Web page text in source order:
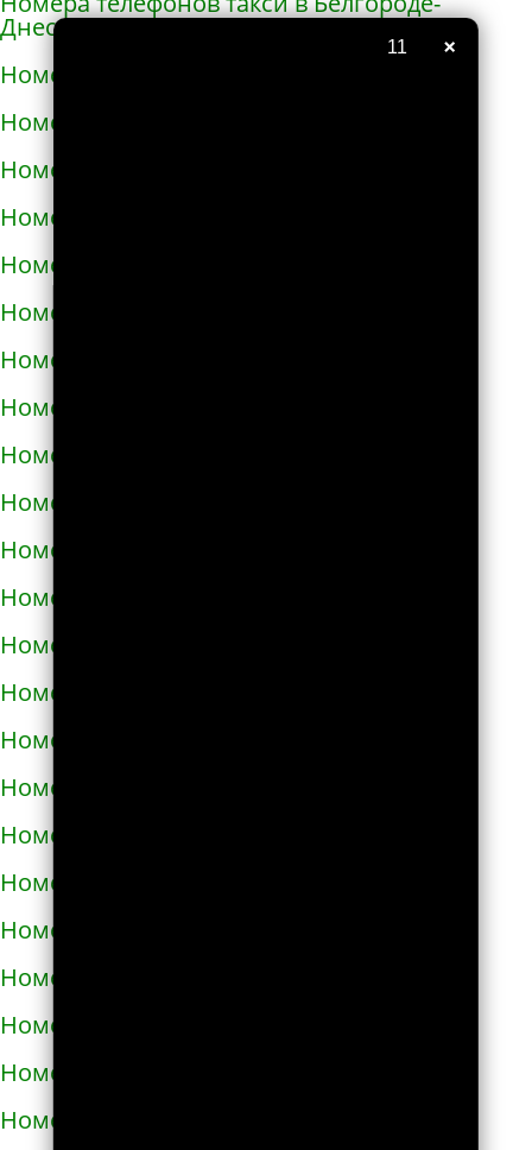
Днестровском
Номера телефонов такси в Белополье
Номера телефонов такси в Беляевке
Номера телефонов такси в Бердичеве
Номера телефонов такси в Бердянске
Номера телефонов такси в Берегово
Номера телефонов такси в Бережанах
Номера телефонов такси в Березани
Номера телефонов такси в Бершади
Номера телефонов такси в Бобровице
Номера телефонов такси в Богодухове
Номера телефонов такси в Богуславе
Номера телефонов такси в Болграде
Номера телефонов такси в Болехове
Номера телефонов такси в Борзне
Номера телефонов такси в Бориславе
Номера телефонов такси в Борисполе
Номера телефонов такси в Бородянке
Номера телефонов такси в Борщёве
Номера телефонов такси в Боярке
Номера телефонов такси в Броварах
Номера телефонов такси в Бродах
Номера телефонов такси в Бурштыне
Номера телефонов такси в Буче
×
10